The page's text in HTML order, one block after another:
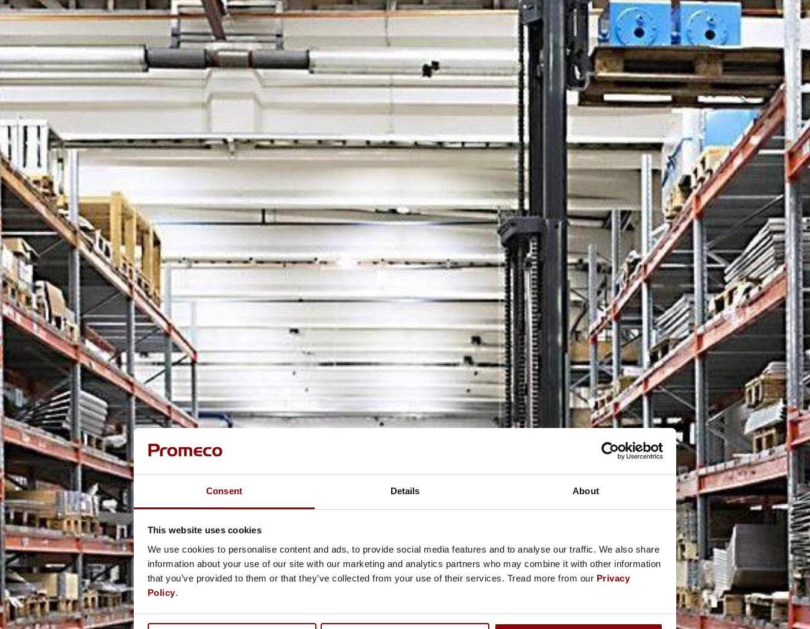
Consent Details About
This website uses cookies
We use cookies to personalise content and ads, to provide social media features and to analyse our traffic. We also share
information about your use of our site with our marketing and analytics partners who may combine it with other information
that you’ve provided to them or that they’ve collected from your use of their services. Tread more from our Privacy
Policy.